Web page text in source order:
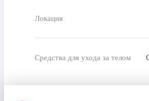
Локация
Средства для ухода за телом